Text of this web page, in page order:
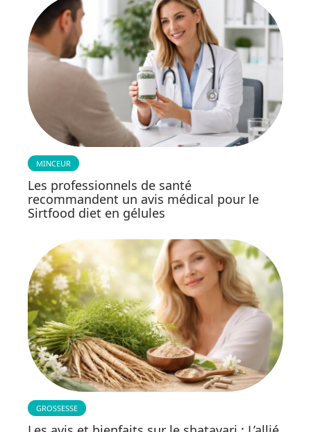
MINCEUR
Les professionnels de santé
recommandent un avis médical pour le
Sirtfood diet en gélules
GROSSESSE